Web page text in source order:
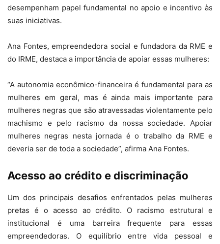
desempenham papel fundamental no apoio e incentivo às
suas iniciativas.
Ana Fontes, empreendedora social e fundadora da RME e
do IRME, destaca a importância de apoiar essas mulheres:
“A autonomia econômico-financeira é fundamental para as
mulheres em geral, mas é ainda mais importante para
mulheres negras que são atravessadas violentamente pelo
machismo e pelo racismo da nossa sociedade. Apoiar
mulheres negras nesta jornada é o trabalho da RME e
deveria ser de toda a sociedade”, afirma Ana Fontes.
Acesso ao crédito e discriminação
Um dos principais desafios enfrentados pelas mulheres
pretas é o acesso ao crédito. O racismo estrutural e
institucional é uma barreira frequente para essas
empreendedoras. O equilíbrio entre vida pessoal e